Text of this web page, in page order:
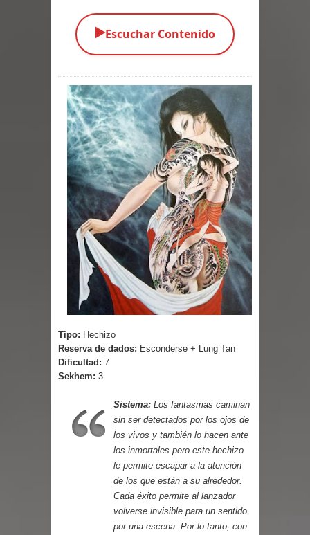
Parte 04: Se Descubre el Pastel
Parte 02: Los Muertos Gobiernan a
los Vivos
Parte 01: Escondido a Plena Luz
Parte 02: El Enemigo de mi Enemigo
Parte 06: Coletazos
Parte 05: Los Horrores del Infierno
Parte 04: Oídos Sordos
▶️Escuchar Contenido
Tipo: Hechizo
Reserva de dados: Esconderse + Lung Tan
Dificultad: 7
Sekhem: 3
Sistema: Los fantasmas caminan
sin ser detectados por los ojos de
los vivos y también lo hacen ante
los inmortales pero este hechizo
le permite escapar a la atención
de los que están a su alrededor.
Cada éxito permite al lanzador
volverse invisible para un sentido
por una escena. Por lo tanto, con